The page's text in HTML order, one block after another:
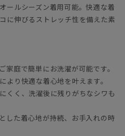
ールシーズン着用可能。快適な着
に伸びるストレッチ性を備えた素
家庭で簡単にお洗濯が可能です。
より快適な着心地を叶えます。
くく、洗濯後に残りがちなシワも
した着心地が持続、お手入れの時